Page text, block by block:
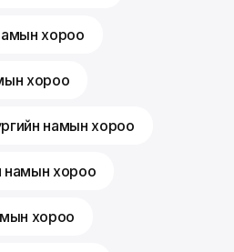
хороо
хороо
намын хороо
намын хороо
хороо